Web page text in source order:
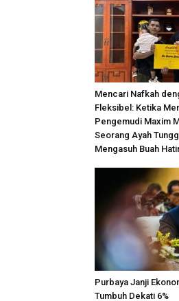
Mencari Nafkah
Fleksibel: Ketika
Pengemudi Maxim
Seorang Ayah
Mengasuh Buah
Purbaya Janji
Tumbuh Dekati 6%